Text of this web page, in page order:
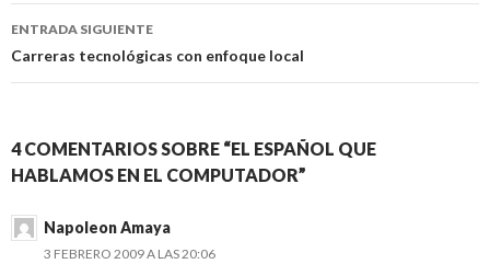
entradas
ENTRADA SIGUIENTE
Carreras tecnológicas con enfoque local
4 COMENTARIOS SOBRE “EL ESPAÑOL QUE
HABLAMOS EN EL COMPUTADOR”
Napoleon Amaya
3 FEBRERO 2009 A LAS 20:06